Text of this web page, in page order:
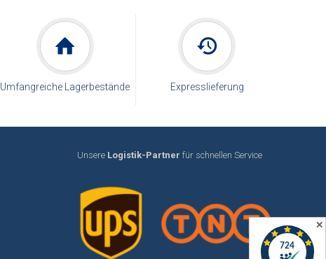
Umfangreiche Lagerbestände Expresslieferung
Unsere Logistik-Partner für schnellen Service
✕